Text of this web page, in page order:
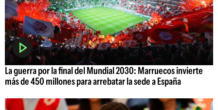
La guerra por la final del Mundial 2030: Marruecos invierte
más de 450 millones para arrebatar la sede a España